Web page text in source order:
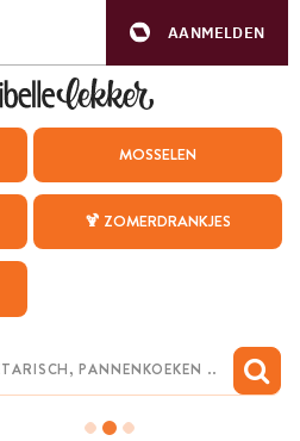
AANMELDEN
MOSSELEN
🍹 ZOMERDRANKJES